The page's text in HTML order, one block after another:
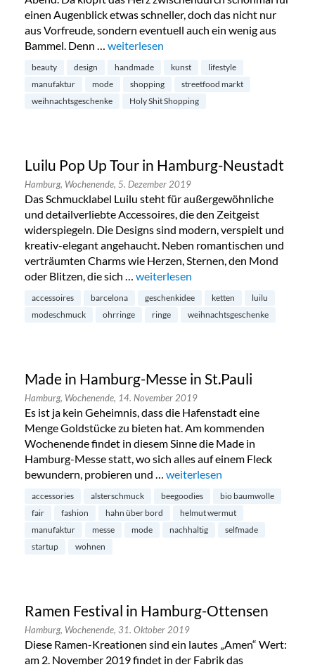
einen Augenblick etwas schneller, doch das nicht nur
aus Vorfreude, sondern eventuell auch ein wenig aus
Bammel. Denn … „Holy Shit Shopping im Karolinenviertel“
weiterlesen
beauty design handmade kunst
lifestyle
manufaktur
mode shopping
streetfood markt
weihnachtsgeschenke
Holy Shit Shopping
Luilu Pop Up Tour in Hamburg-Neustadt
Hamburg, Wochenende, 5. Dezember 2019
Das Schmucklabel Luilu steht für außergewöhnliche
und detailverliebte Accessoires, die den Zeitgeist
widerspiegeln. Die Designs sind modern, verspielt und
kreativ-elegant angehaucht. Neben romantischen und
verträumten Charms wie Herzen, Sternen, den Mond
oder Blitzen, die sich … „Luilu Pop Up Tour in Hamburg-
weiterlesen
accessoires barcelona geschenkidee ketten
luilu
modeschmuck
ohrringe ringe weihnachtsgeschenke
Made in Hamburg-Messe in St.Pauli
Hamburg, Wochenende, 14. November 2019
Es ist ja kein Geheimnis, dass die Hafenstadt eine
Menge Goldstücke zu bieten hat. Am kommenden
Wochenende findet in diesem Sinne die Made in
Hamburg-Messe statt, wo sich alles auf einem Fleck
bewundern, probieren und … „Made in Hamburg-Messe in
weiterlesen
accessories alsterschmuck beegoodies
bio baumwolle
fair
fashion hahn über bord
helmut wermut
manufaktur
messe mode nachhaltig
selfmade
startup
wohnen
Ramen Festival in Hamburg-Ottensen
Hamburg, Wochenende, 31. Oktober 2019
Diese Ramen-Kreationen sind ein lautes „Amen“ Wert:
am 2. November 2019 findet in der Fabrik das